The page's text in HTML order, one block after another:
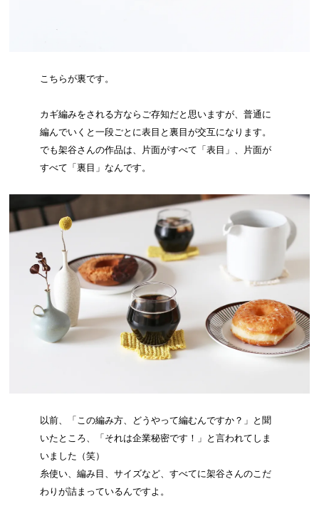
こちらが裏です。
カギ編みをされる方ならご存知だと思いますが、普通に
編んでいくと一段ごとに表目と裏目が交互になります。
でも架谷さんの作品は、片面がすべて「表目」、片面が
すべて「裏目」なんです。
以前、「この編み方、どうやって編むんですか？」と聞
いたところ、「それは企業秘密です！」と言われてしま
いました（笑）
糸使い、編み目、サイズなど、すべてに架谷さんのこだ
わりが詰まっているんですよ。